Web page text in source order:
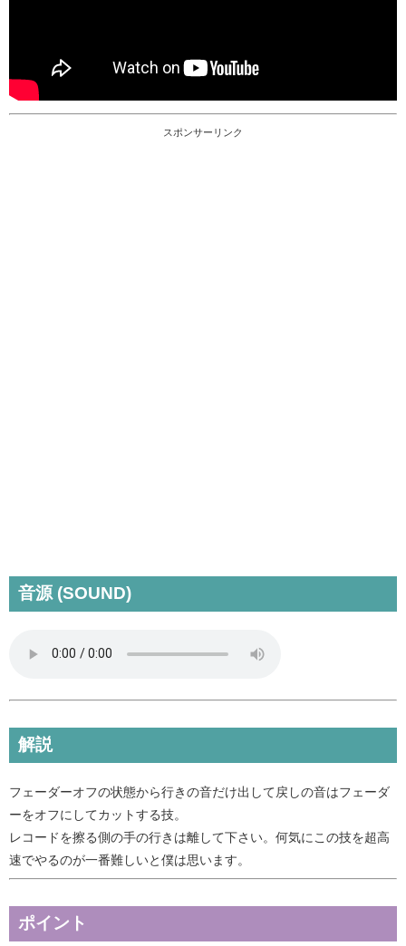
スポンサーリンク
音源 (SOUND)
解説
フェーダーオフの状態から行きの音だけ出して戻しの音はフェーダ
ーをオフにしてカットする技。
レコードを擦る側の手の行きは離して下さい。 何気にこの技を超高
速でやるのが一番難しいと僕は思います。
ポイント